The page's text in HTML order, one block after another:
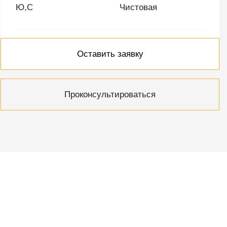
Ю,С Чистовая
Оставить заявку
Проконсультироваться